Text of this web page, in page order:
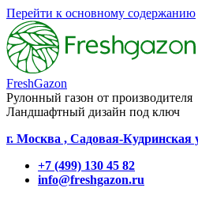
Перейти к основному содержанию
FreshGazon
Рулонный газон от производителя
Ландшафтный дизайн под ключ
г. Москва , Садовая-Кудринская
+7 (499) 130 45 82
info@freshgazon.ru